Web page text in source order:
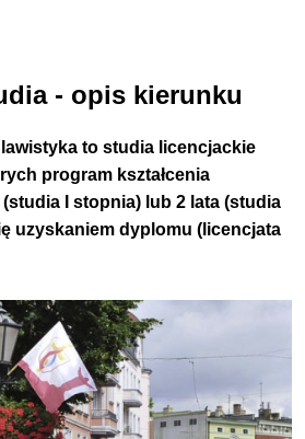
- opis kierunku
to studia licencjackie
program kształcenia
I stopnia) lub 2 lata (studia
uzyskaniem dyplomu (licencjata